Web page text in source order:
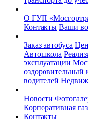
О ГУП
Контакты Ваши
Заказ автобуса
Автошкола
эксплуатации
оздоровительный
водителей
Новости
Корпоративная
Контакты